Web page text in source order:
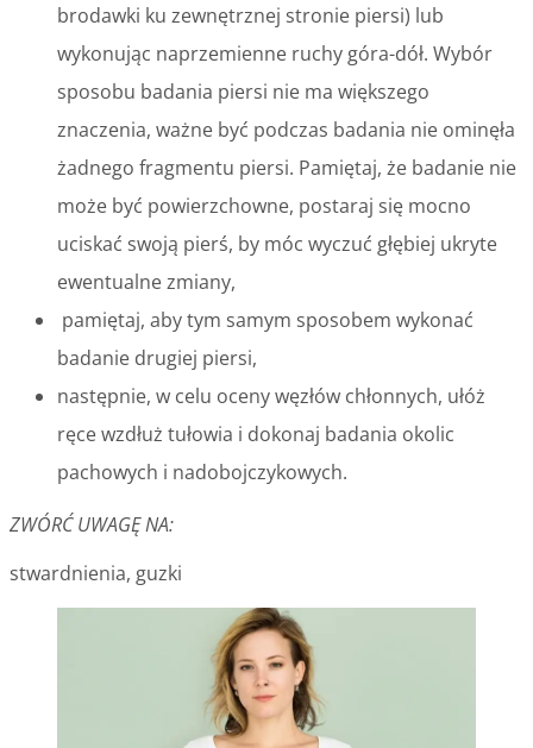
brodawki ku zewnętrznej stronie piersi) lub
wykonując naprzemienne ruchy góra-dół. Wybór
sposobu badania piersi nie ma większego
znaczenia, ważne być podczas badania nie ominęła
żadnego fragmentu piersi. Pamiętaj, że badanie nie
może być powierzchowne, postaraj się mocno
uciskać swoją pierś, by móc wyczuć głębiej ukryte
ewentualne zmiany,
pamiętaj, aby tym samym sposobem wykonać
badanie drugiej piersi,
następnie, w celu oceny węzłów chłonnych, ułóż
ręce wzdłuż tułowia i dokonaj badania okolic
pachowych i nadobojczykowych.
ZWÓRĆ UWAGĘ NA:
stwardnienia, guzki